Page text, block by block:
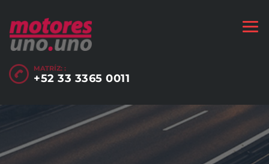
MATRÍZ: :
+52 33 3365 0011